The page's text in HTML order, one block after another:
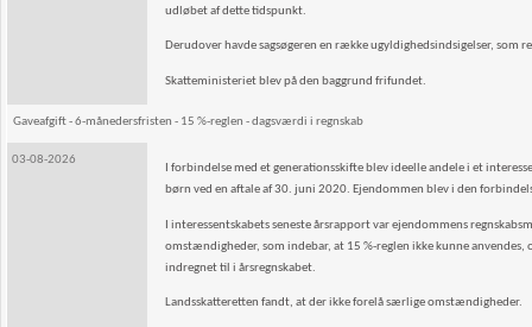
udløbet af dette tidspunkt.
Derudover havde sagsøgeren en række ugyldighedsindsigelser, som
Skatteministeriet blev på den baggrund frifundet.
Gaveafgift - 6-månedersfristen - 15 %-reglen - dagsværdi i regnskab
03-08-2026
I forbindelse med et generationsskifte blev ideelle andele i et
børn ved en aftale af 30. juni 2020. Ejendommen blev i den
I interessentskabets seneste årsrapport var ejendommens
omstændigheder, som indebar, at 15 %-reglen ikke kunne
indregnet til i årsregnskabet.
Landsskatteretten fandt, at der ikke forelå særlige omstændigheder.